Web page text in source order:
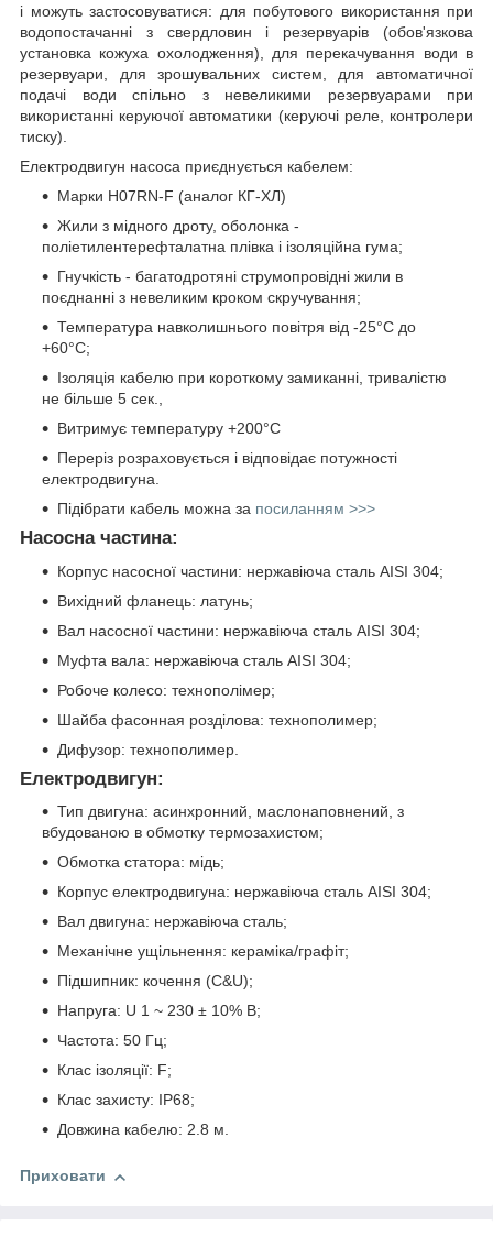
і можуть застосовуватися: для побутового використання при
водопостачанні з свердловин і резервуарів (обов'язкова
установка кожуха охолодження), для перекачування води в
резервуари, для зрошувальних систем, для автоматичної
подачі води спільно з невеликими резервуарами при
використанні керуючої автоматики (керуючі реле, контролери
тиску).
Електродвигун насоса приєднується кабелем:
Марки H07RN-F (аналог КГ-ХЛ)
Жили з мідного дроту, оболонка -
поліетилентерефталатна плівка і ізоляційна гума;
Гнучкість - багатодротяні струмопровідні жили в
поєднанні з невеликим кроком скручування;
Температура навколишнього повітря від -25°C до
+60°C;
Ізоляція кабелю при короткому замиканні, тривалістю
не більше 5 сек.,
Витримує температуру +200°C
Переріз розраховується і відповідає потужності
електродвигуна.
Підібрати кабель можна за посиланням >>>
Насосна частина:
Корпус насосної частини: нержавіюча сталь AISI 304;
Вихідний фланець: латунь;
Вал насосної частини: нержавіюча сталь AISI 304;
Муфта вала: нержавіюча сталь AISI 304;
Робоче колесо: технополімер;
Шайба фасонная розділова: технополимер;
Дифузор: технополимер.
Електродвигун:
Тип двигуна: асинхронний, маслонаповнений, з
вбудованою в обмотку термозахистом;
Обмотка статора: мідь;
Корпус електродвигуна: нержавіюча сталь AISI 304;
Вал двигуна: нержавіюча сталь;
Механічне ущільнення: кераміка/графіт;
Підшипник: кочення (C&U);
Напруга: U 1 ~ 230 ± 10% В;
Частота: 50 Гц;
Клас ізоляції: F;
Клас захисту: IP68;
Довжина кабелю: 2.8 м.
Приховати